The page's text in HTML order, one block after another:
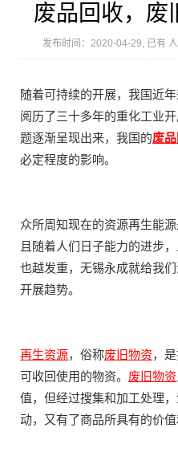
废品回收，废
发布时间：2020-04-29, 已有
随着可持续的开展，我国近
阅历了三十多年的重化工业
题逐渐呈现出来，我国的废
必定程度的影响。
众所周知现在的资源再生能
且随着人们日子能力的进步
也越发重，无锡永成就给我
开展趋势。
再生资源，俗称废旧物资，
可收回使用的物资。 废旧物资
值，但经过搜集和加工处理
动，又有了商品所具有的价值